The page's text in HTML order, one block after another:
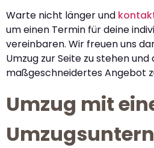
Warte nicht länger und
um einen Termin für deine
vereinbaren. Wir freuen uns
Umzug zur Seite zu stehen und
maßgeschneidertes Angebot
Umzug mit